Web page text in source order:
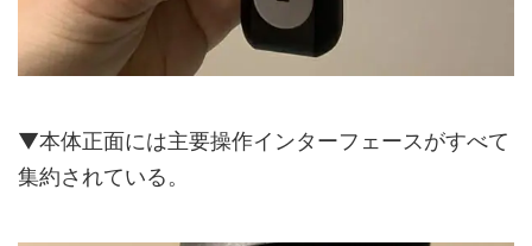
▼本体正面には主要操作インターフェースがすべて
集約されている。